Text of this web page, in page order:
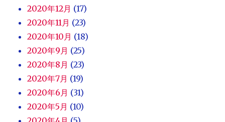
2020年12月 (17)
2020年11月 (23)
2020年10月 (18)
2020年9月 (25)
2020年8月 (23)
2020年7月 (19)
2020年6月 (31)
2020年5月 (10)